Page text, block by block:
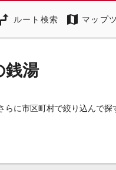
ルート検索 map マップ
銭湯
らに市区町村で絞り込んで